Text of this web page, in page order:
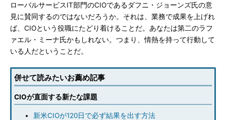
ローバルサービスIT部門のCIOであるダフニ・ジョーンズ氏の意
見に賛同するのではないだろうか。それは、業務で成果を上げれ
ば、CIOという役職にたどり着けることだ。あなたは第二のラフ
ァエル・ミーナ氏かもしれない。つまり、情熱を持って行動して
いる人だということだ。
併せて読みたいお薦め記事
CIOが直面する新たな課題
新米CIOが120日で必ず結果を出す方法